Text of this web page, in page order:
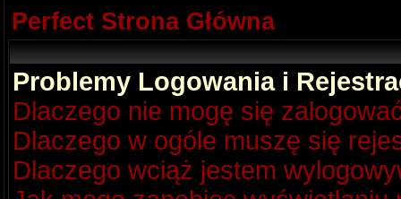
Perfect Strona Główna
Problemy Logowania i
Dlaczego nie mogę się
Dlaczego w ogóle muszę się
Dlaczego wciąż jestem